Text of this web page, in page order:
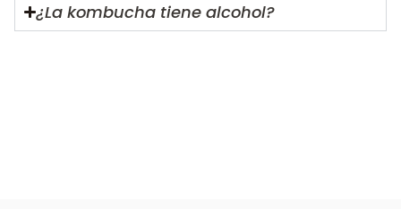
¿La kombucha tiene alcohol?